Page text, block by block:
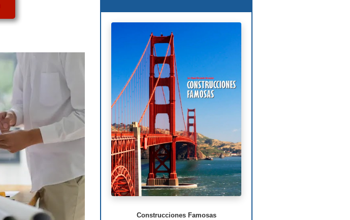
Philip Johnson
Le Corbusier
William Pereira
Antoni Gaudí
Frank Lloyd Wright
Louis Sullivan
Miguel Ángel Buonarroti
Construcciones Famosas